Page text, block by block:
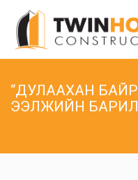
“ДУЛААХАН
ЭЭЛЖИЙН